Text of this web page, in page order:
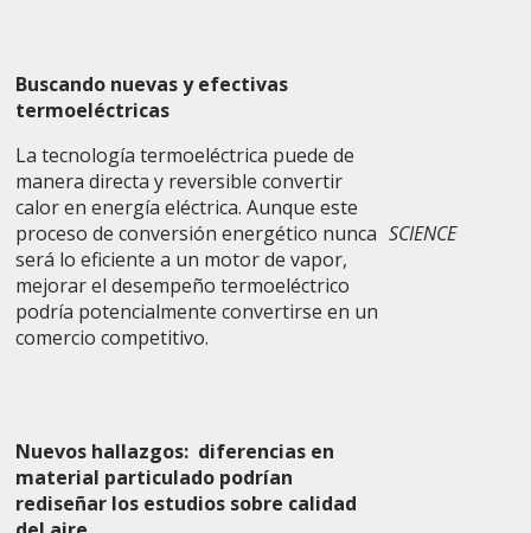
Buscando nuevas y efectivas
termoeléctricas
La tecnología termoeléctrica puede de
manera directa y reversible convertir
calor en energía eléctrica. Aunque este
proceso de conversión energético nunca
será lo eficiente a un motor de vapor,
mejorar el desempeño termoeléctrico
podría potencialmente convertirse en un
comercio competitivo.
SCIENCE
Nuevos hallazgos: diferencias en
material particulado podrían
rediseñar los estudios sobre calidad